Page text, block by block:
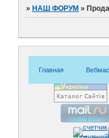
»НАШ ФОРУМ »
Главная